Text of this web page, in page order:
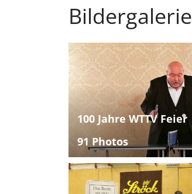
Bildergalerie
100 Jahre WTTV Feier
91 Photos